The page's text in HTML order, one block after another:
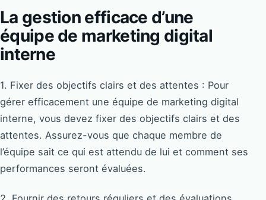
La gestion efficace d’une
équipe de marketing digital
interne
1. Fixer des objectifs clairs et des attentes : Pour
gérer efficacement une équipe de marketing digital
interne, vous devez fixer des objectifs clairs et des
attentes. Assurez-vous que chaque membre de
l’équipe sait ce qui est attendu de lui et comment ses
performances seront évaluées.